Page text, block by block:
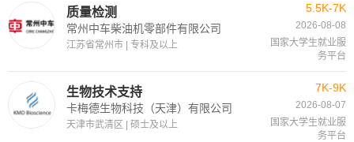
质量检测
常州中车柴油机零部件有限公司
江苏省常州市 | 专科及以上
5.5K-7K
2026-08-08
国家大学生就业服
务平台
生物技术支持
卡梅德生物科技（天津）有限公司
天津市武清区 | 硕士及以上
7K-9K
2026-08-07
国家大学生就业服
务平台